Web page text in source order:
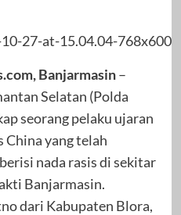
Banjarmasin–
Selatan (Polda
seorang pelaku ujaran
China yang telah
nada rasis di sekitar
Banjarmasin.
dari Kabupaten Blora,